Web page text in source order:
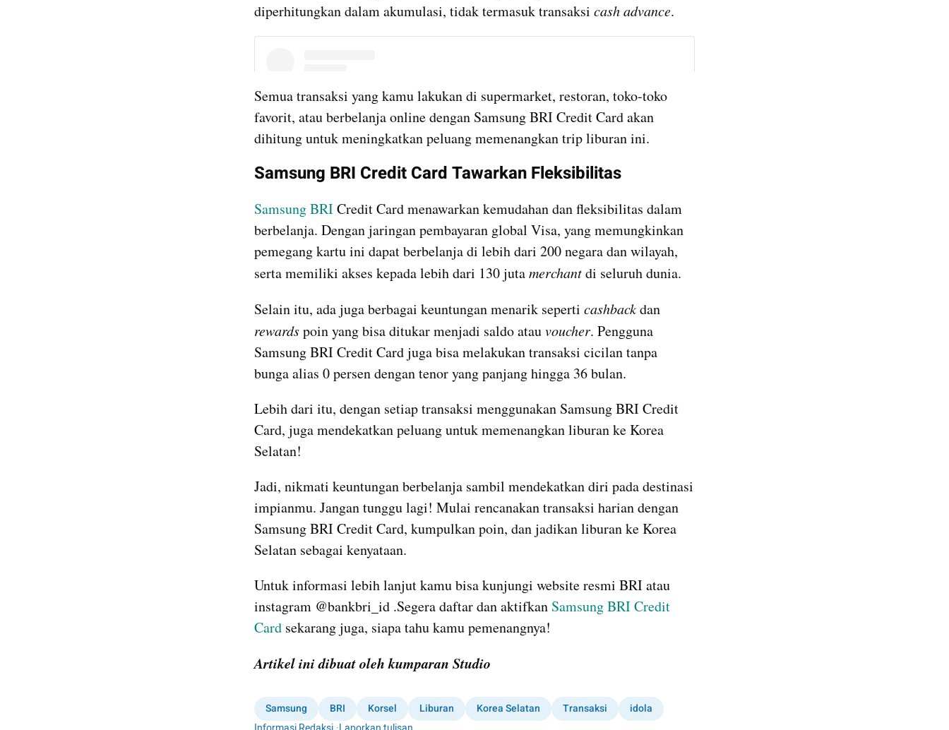
diperhitungkan dalam akumulasi, tidak termasuk transaksi cash advance.
Semua transaksi yang kamu lakukan di supermarket, restoran, toko-toko
favorit, atau berbelanja online dengan Samsung BRI Credit Card akan
dihitung untuk meningkatkan peluang memenangkan trip liburan ini.
Samsung BRI Credit Card Tawarkan Fleksibilitas
SamsungBRI Credit Card menawarkan kemudahan dan fleksibilitas dalam
berbelanja. Dengan jaringan pembayaran global Visa, yang memungkinkan
pemegang kartu ini dapat berbelanja di lebih dari 200 negara dan wilayah,
serta memiliki akses kepada lebih dari 130 juta merchant di seluruh dunia.
Selain itu, ada juga berbagai keuntungan menarik seperti cashback
rewards poin yang bisa ditukar menjadi saldo atau voucher. Pengguna
Samsung BRI Credit Card juga bisa melakukan transaksi cicilan tanpa
bunga alias 0 persen dengan tenor yang panjang hingga 36 bulan.
Lebih dari itu, dengan setiap transaksi menggunakan Samsung BRI Credit
Card, juga mendekatkan peluang untuk memenangkan liburan ke Korea
Selatan!
Jadi, nikmati keuntungan berbelanja sambil mendekatkan diri pada destinasi
impianmu. Jangan tunggu lagi! Mulai rencanakan transaksi harian dengan
Samsung BRI Credit Card, kumpulkan poin, dan jadikan liburan ke Korea
Selatan sebagai kenyataan.
Untuk informasi lebih lanjut kamu bisa kunjungi website resmi BRI atau
instagram @bankbri_id .Segera daftar dan aktifkan Samsung BRI Credit
Card sekarang juga, siapa tahu kamu pemenangnya!
Artikel ini dibuat oleh kumparan Studio
Samsung BRI Korsel Liburan Korea Selatan Transaksi
idola